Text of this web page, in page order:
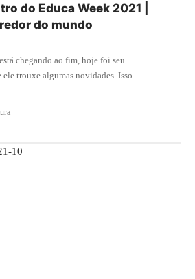
do Educa Week 2021 |
do mundo
chegando ao fim, hoje foi seu
trouxe algumas novidades. Isso